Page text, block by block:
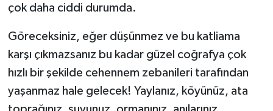
çok daha ciddi durumda.
Göreceksiniz, eğer düşünmez ve bu katliama
karşı çıkmazsanız bu kadar güzel coğrafya çok
hızlı bir şekilde cehennem zebanileri tarafından
yaşanmaz hale gelecek! Yaylanız, köyünüz, ata